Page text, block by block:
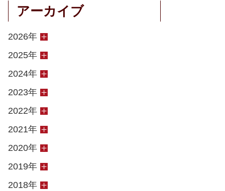
アーカイブ
2026年
2025年
2024年
2023年
2022年
2021年
2020年
2019年
2018年